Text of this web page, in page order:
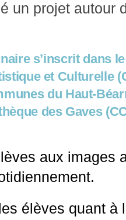
un projet autour
s’inscrit dans
et Culturelle
du Haut-
des Gaves
aux images
élèves quant à